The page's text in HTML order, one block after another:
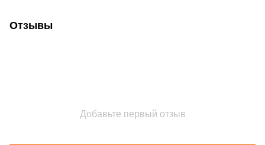
Отзывы
Добавьте первый отзыв